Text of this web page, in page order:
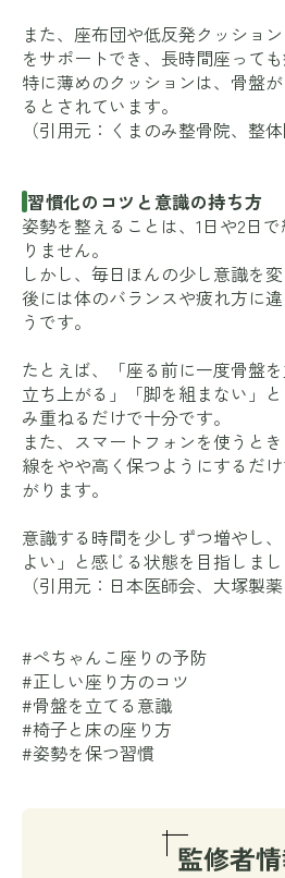
また、座布団や低反発クッショ
をサポートでき、長時間座って
特に薄めのクッションは、骨盤
るとされています。
（引用元： くまのみ整骨院、 整
習慣化のコツと意識の持ち方
姿勢を整えることは、1日や2日
りません。
しかし、毎日ほんの少し意識を
後には体のバランスや疲れ方に
うです。
たとえば、「座る前に一度骨盤
立ち上がる」「脚を組まない」
み重ねるだけで十分です。
また、スマートフォンを使うと
線をやや高く保つようにするだ
がります。
意識する時間を少しずつ増やし
よい」と感じる状態を目指しまし
（引用元： 日本医師会、 大塚製
#ぺちゃんこ座りの予防
#正しい座り方のコツ
#骨盤を立てる意識
#椅子と床の座り方
#姿勢を保つ習慣